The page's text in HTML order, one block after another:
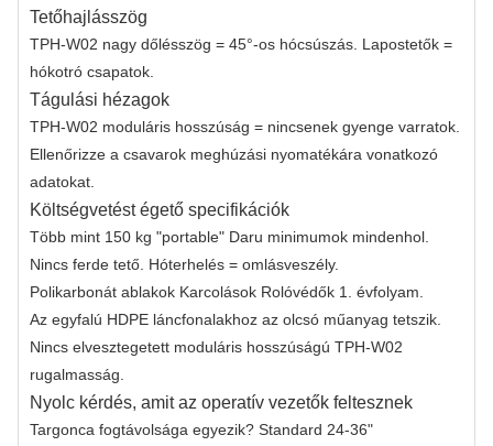
Tetőhajlásszög
TPH‑W02 nagy dőlésszög = 45°-os hócsúszás. Lapostetők =
hókotró csapatok.
Tágulási hézagok
TPH-W02 moduláris hosszúság = nincsenek gyenge varratok.
Ellenőrizze a csavarok meghúzási nyomatékára vonatkozó
adatokat.
Költségvetést égető specifikációk
Több mint 150 kg "portable" Daru minimumok mindenhol.
Nincs ferde tető. Hóterhelés = omlásveszély.
Polikarbonát ablakok Karcolások Rolóvédők 1. évfolyam.
Az egyfalú HDPE láncfonalakhoz az olcsó műanyag tetszik.
Nincs elvesztegetett moduláris hosszúságú TPH-W02
rugalmasság.
Nyolc kérdés, amit az operatív vezetők feltesznek
Targonca fogtávolsága egyezik? Standard 24‑36"